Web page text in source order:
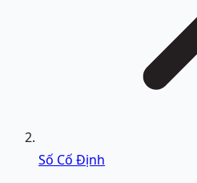
Số Cố Định